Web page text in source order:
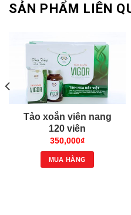
SẢN PHẨM LIÊN
Tảo xoắn viên nang
120 viên
350,000₫
MUA HÀNG